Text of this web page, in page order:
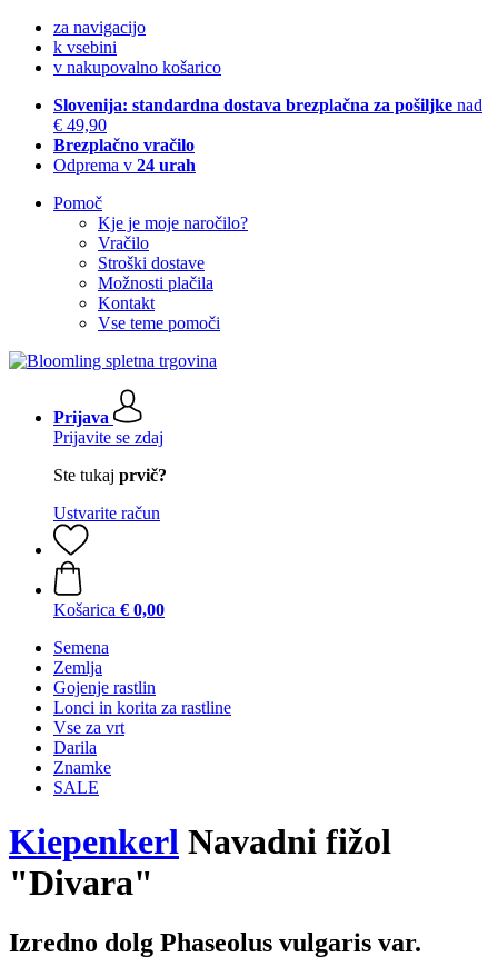
za navigacijo
k vsebini
v nakupovalno košarico
Slovenija: standardna dostava brezplačna za pošiljke nad
€ 49,90
Brezplačno vračilo
Odprema v 24 urah
Pomoč
Kje je moje naročilo?
Vračilo
Stroški dostave
Možnosti plačila
Kontakt
Vse teme pomoči
Prijava
Prijavite se zdaj
Ste tukaj prvič?
Ustvarite račun
Košarica € 0,00
Semena
Zemlja
Gojenje rastlin
Lonci in korita za rastline
Vse za vrt
Darila
Znamke
SALE
Kiepenkerl Navadni fižol
"Divara"
Izredno dolg Phaseolus vulgaris var.